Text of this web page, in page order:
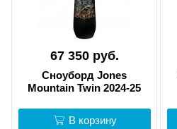
67 350 руб.
Сноуборд Jones
Mountain Twin 2024-25
В корзину